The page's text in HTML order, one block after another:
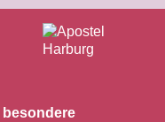
besondere